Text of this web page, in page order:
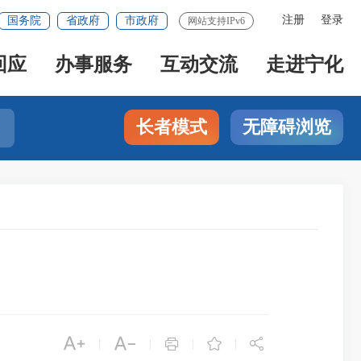
注册 登录
国务院 省政府 市政府 网站支持IPv6
应 办事服务 互动交流 走进宁化
长者模式 无障碍浏览
    